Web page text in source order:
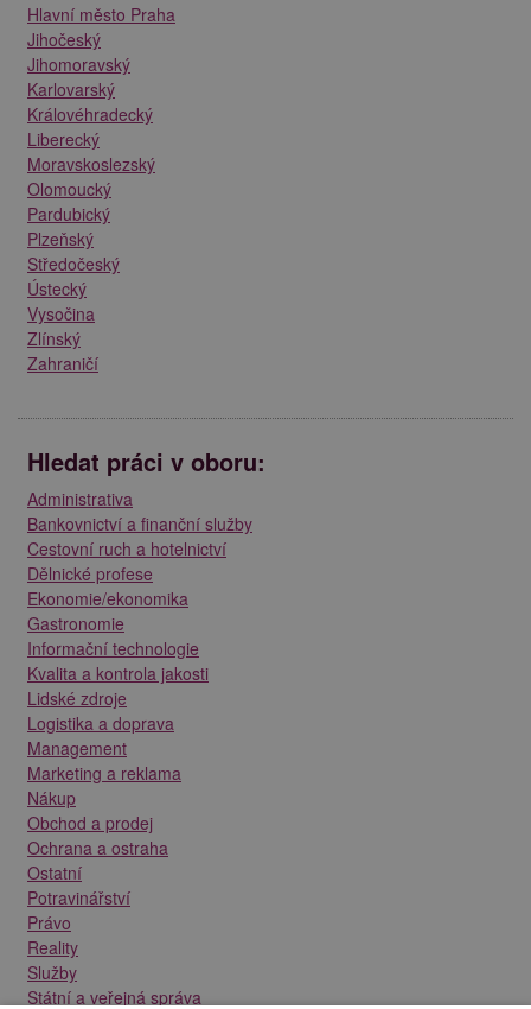
Hlavní město Praha
Jihočeský
Jihomoravský
Karlovarský
Královéhradecký
Liberecký
Moravskoslezský
Olomoucký
Pardubický
Plzeňský
Středočeský
Ústecký
Vysočina
Zlínský
Zahraničí
Hledat práci v oboru:
Administrativa
Bankovnictví a finanční služby
Cestovní ruch a hotelnictví
Dělnické profese
Ekonomie/ekonomika
Gastronomie
Informační technologie
Kvalita a kontrola jakosti
Lidské zdroje
Logistika a doprava
Management
Marketing a reklama
Nákup
Obchod a prodej
Ochrana a ostraha
Ostatní
Potravinářství
Právo
Reality
Služby
Státní a veřejná správa